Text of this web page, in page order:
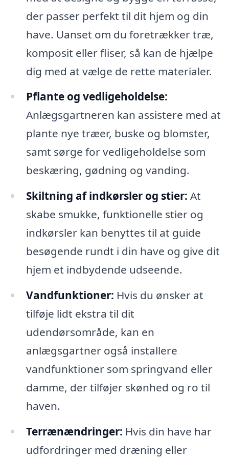
der passer perfekt til dit hjem og din
have. Uanset om du foretrækker træ,
komposit eller fliser, så kan de hjælpe
dig med at vælge de rette materialer.
Pflante og vedligeholdelse:
Anlægsgartneren kan assistere med at
plante nye træer, buske og blomster,
samt sørge for vedligeholdelse som
beskæring, gødning og vanding.
Skiltning af indkørsler og stier: At
skabe smukke, funktionelle stier og
indkørsler kan benyttes til at guide
besøgende rundt i din have og give dit
hjem et indbydende udseende.
Vandfunktioner: Hvis du ønsker at
tilføje lidt ekstra til dit
udendørsområde, kan en
anlægsgartner også installere
vandfunktioner som springvand eller
damme, der tilføjer skønhed og ro til
haven.
Terrænændringer: Hvis din have har
udfordringer med dræning eller